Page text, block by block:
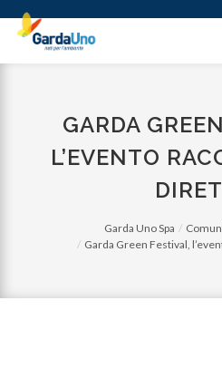
Gardauno
Spa
GARDA
L’EVENTO
Garda Uno Spa
Garda Green Festival,